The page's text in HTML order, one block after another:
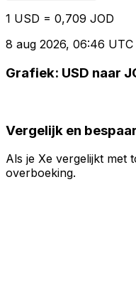
1 USD = 0,709 JOD
8 aug 2026, 06:46 UTC
Grafiek: USD naar
Vergelijk en bespaar
Als je Xe vergelijkt met
overboeking.